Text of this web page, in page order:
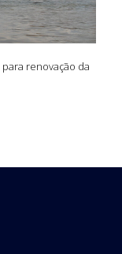
renovação da